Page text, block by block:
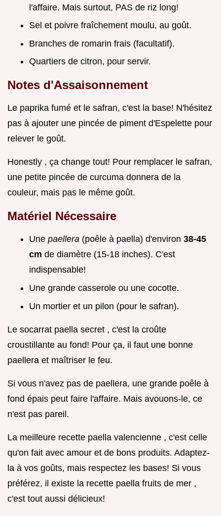
l'affaire. Mais surtout, PAS de riz long!
Sel et poivre fraîchement moulu, au goût.
Branches de romarin frais (facultatif).
Quartiers de citron, pour servir.
Notes d'Assaisonnement
Le paprika fumé et le safran, c'est la base! N'hésitez
pas à ajouter une pincée de piment d'Espelette pour
relever le goût.
Honestly , ça change tout! Pour remplacer le safran,
une petite pincée de curcuma donnera de la
couleur, mais pas le même goût.
Matériel Nécessaire
Une paellera (poêle à paella) d'environ 38-45
cm de diamètre (15-18 inches). C'est
indispensable!
Une grande casserole ou une cocotte.
Un mortier et un pilon (pour le safran).
Le socarrat paella secret , c'est la croûte
croustillante au fond! Pour ça, il faut une bonne
paellera et maîtriser le feu.
Si vous n'avez pas de paellera, une grande poêle à
fond épais peut faire l'affaire. Mais avouons-le, ce
n'est pas pareil.
La meilleure recette paella valencienne , c'est celle
qu'on fait avec amour et de bons produits. Adaptez-
la à vos goûts, mais respectez les bases! Si vous
préférez, il existe la recette paella fruits de mer ,
c'est tout aussi délicieux!